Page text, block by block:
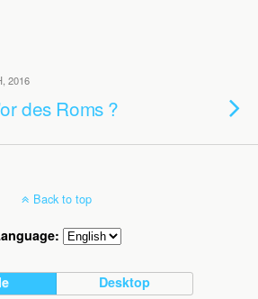
2016
des Roms ?
Back to top
Desktop